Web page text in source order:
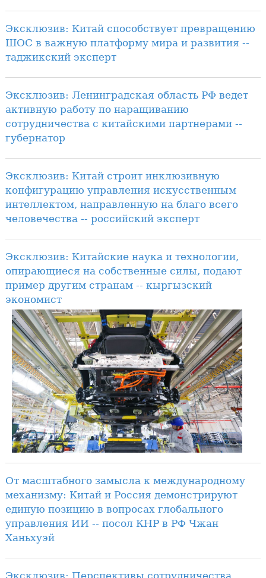
Эксклюзив: Китай способствует превращению
ШОС в важную платформу мира и развития --
таджикский эксперт
Эксклюзив: Ленинградская область РФ ведет
активную работу по наращиванию
сотрудничества с китайскими партнерами --
губернатор
Эксклюзив: Китай строит инклюзивную
конфигурацию управления искусственным
интеллектом, направленную на благо всего
человечества -- российский эксперт
Эксклюзив: Китайские наука и технологии,
опирающиеся на собственные силы, подают
пример другим странам -- кыргызский
экономист
От масштабного замысла к международному
механизму: Китай и Россия демонстрируют
единую позицию в вопросах глобального
управления ИИ -- посол КНР в РФ Чжан
Ханьхуэй